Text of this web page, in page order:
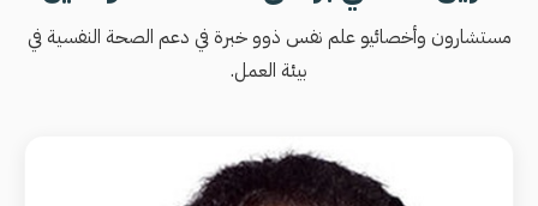
مستشارون وأخصائيو علم نفس ذوو خبرة في دعم الصحة النفسية في
بيئة العمل.